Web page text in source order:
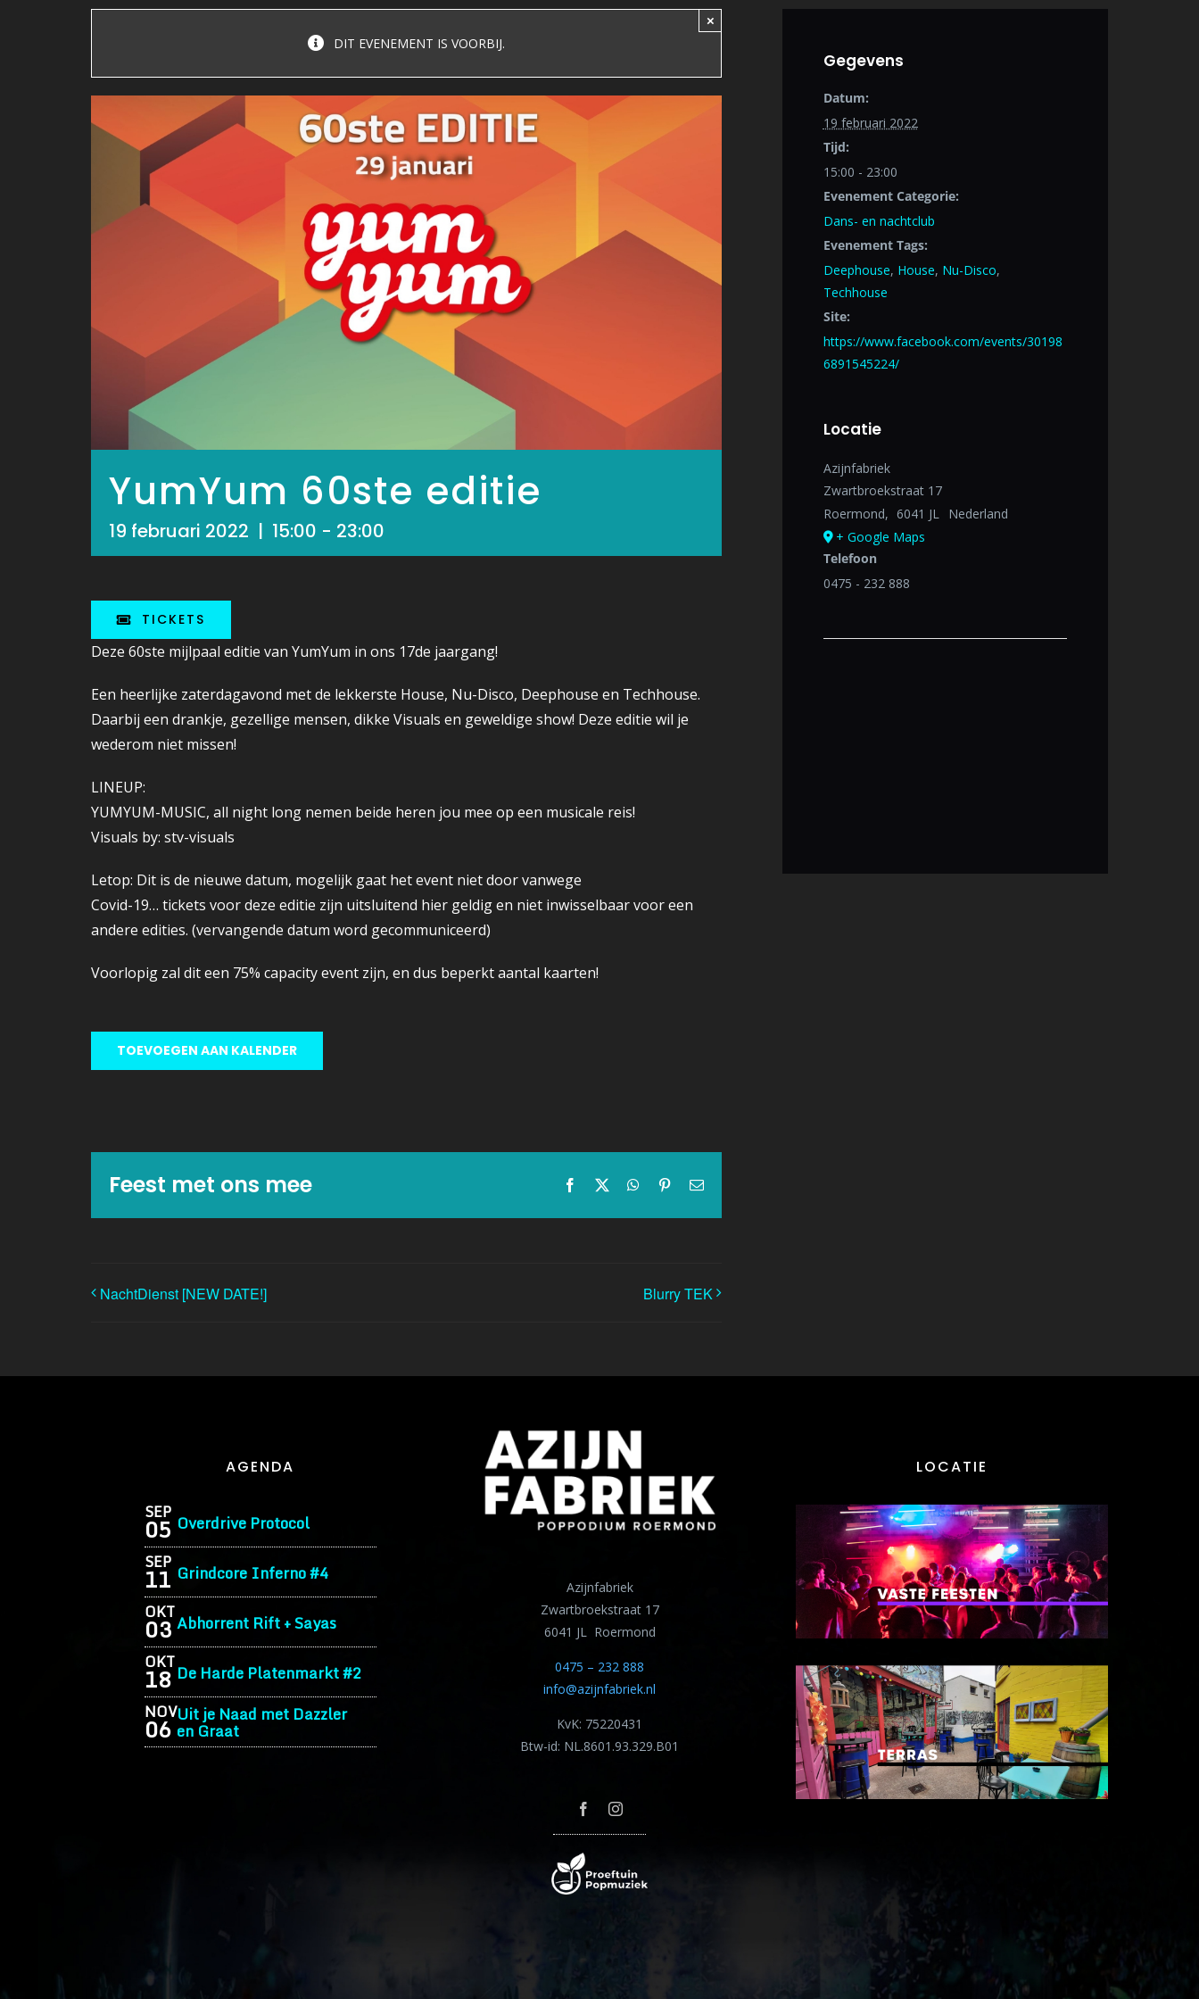
DIT EVENEMENT IS VOORBIJ.
×
YumYum 60ste editie
19 februari 2022 | 15:00 - 23:00
TICKETS
Deze 60ste mijlpaal editie van YumYum in ons 17de jaargang!
Een heerlijke zaterdagavond met de lekkerste House, Nu-Disco, Deephouse en Techhouse.
Daarbij een drankje, gezellige mensen, dikke Visuals en geweldige show! Deze editie wil je
wederom niet missen!
LINEUP:
YUMYUM-MUSIC, all night long nemen beide heren jou mee op een musicale reis!
Visuals by: stv-visuals
Letop: Dit is de nieuwe datum, mogelijk gaat het event niet door vanwege
Covid-19… tickets voor deze editie zijn uitsluitend hier geldig en niet inwisselbaar voor een
andere edities. (vervangende datum word gecommuniceerd)
Voorlopig zal dit een 75% capacity event zijn, en dus beperkt aantal kaarten!
TOEVOEGEN AAN KALENDER
Feest met ons mee Facebook
X WhatsApp
Pinterest
E-
NachtDienst [NEW DATE!] Blurry TEK
Gegevens
Datum:
19 februari 2022
Tijd:
15:00 - 23:00
Evenement Categorie:
Dans- en nachtclub
Evenement Tags:
Deephouse, House, Nu-Disco,
Techhouse
Site:
https://www.facebook.com/events/30198
6891545224/
Locatie
Azijnfabriek
Zwartbroekstraat 17
Roermond, 6041 JL
Nederland
+ Google Maps
Telefoon
0475 - 232 888
AGENDA
SEP
05 Overdrive Protocol
SEP
11 Grindcore Inferno #4
OKT
03 Abhorrent Rift + Sayas
OKT
18 De Harde Platenmarkt #2
NOV
06 Uit je Naad met Dazzler
en Graat
Azijnfabriek
Zwartbroekstraat 17
6041 JL Roermond
0475 – 232 888
info@azijnfabriek.nl
KvK: 75220431
Btw-id: NL.8601.93.329.B01
LOCATIE